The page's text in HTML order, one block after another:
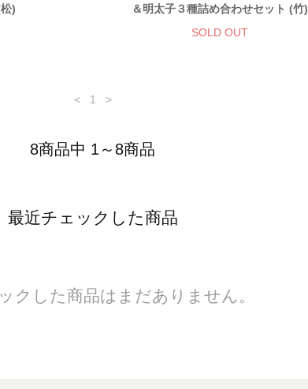
)
＆明太子３種詰め合わせセット (竹)
SOLD OUT
< 1 >
8商品中 1～8商品
最近チェックした商品
クした商品はまだありません。